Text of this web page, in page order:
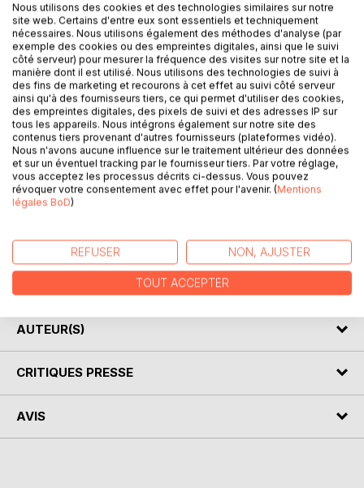
DESCRIPTION
La collection « Connaître une oeuvre » vous offre la
possibilité de tout savoir de Chien blanc de Romain Gary,
grâce à une fiche de lecture aussi complète que détaillée.
La rédaction, claire et accessible, a été confiée à un
spécialiste universitaire.
Cette fiche de lecture répond à une charte qualité mise en
place par une équipe d’enseignants.
présentation du roman, le résumé détaillé (chapitre par
chapitre), les raisons du succès, les thèmes principaux et
l’étude du mouvement littéraire de l’auteur.
AUTEUR(S)
CRITIQUES PRESSE
AVIS
Nous utilisons des cookies et des technologies similaires sur notre
site web. Certains d'entre eux sont essentiels et techniquement
nécessaires. Nous utilisons également des méthodes d'analyse (par
exemple des cookies ou des empreintes digitales, ainsi que le suivi
côté serveur) pour mesurer la fréquence des visites sur notre site et la
manière dont il est utilisé. Nous utilisons des technologies de suivi à
des fins de marketing et recourons à cet effet au suivi côté serveur
ainsi qu'à des fournisseurs tiers, ce qui permet d'utiliser des cookies,
des empreintes digitales, des pixels de suivi et des adresses IP sur
tous les appareils. Nous intégrons également sur notre site des
contenus tiers provenant d'autres fournisseurs (plateformes vidéo).
Nous n'avons aucune influence sur le traitement ultérieur des données
et sur un éventuel tracking par le fournisseur tiers. Par votre réglage,
vous acceptez les processus décrits ci-dessus. Vous pouvez
révoquer votre consentement avec effet pour l'avenir. (Mentions
légales BoD)
REFUSER NON, AJUSTER
TOUT ACCEPTER